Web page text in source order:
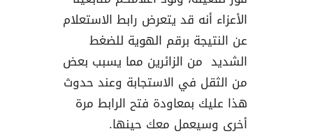
الأعزاء أنه قد يتعرض رابط الاستعلام
عن النتيجة برقم الهوية للضغط
الشديد من الزائرين مما يسبب بعض
من الثقل في الاستجابة وعند حدوث
هذا عليك بمعاودة فتح الرابط مرة
أخرى وسيعمل معك حينها.